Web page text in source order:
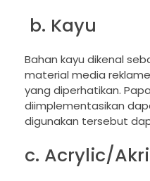
b. Kayu
Bahan kayu dikenal
material media
yang diperhatikan.
diimplementasikan
digunakan tersebut
c. Acrylic/